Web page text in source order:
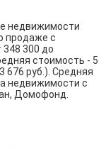
недвижимости
продаже с
348 300 до
стоимость - 5
676 руб.). Средняя
недвижимости с
Домофонд.